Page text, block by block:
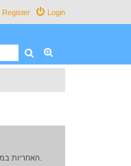
Login
Register
Search